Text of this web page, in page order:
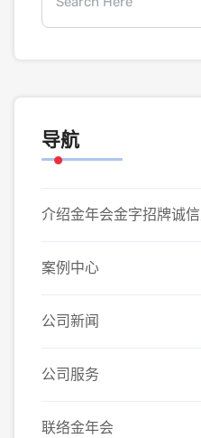
导航
介绍金年会金字招牌诚
案例中心
公司新闻
公司服务
联络金年会